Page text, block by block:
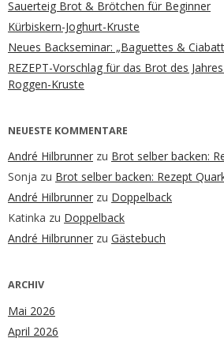
Sauerteig Brot & Brötchen für Beginner
Kürbiskern-Joghurt-Kruste
Neues Backseminar: „Baguettes &
REZEPT-Vorschlag für das Brot des
Roggen-Kruste
NEUESTE KOMMENTARE
André Hilbrunner zu Brot selber backen:
Sonja zu Brot selber backen: Rezept
André Hilbrunner zu Doppelback
Katinka zu Doppelback
André Hilbrunner zu Gästebuch
ARCHIV
Mai 2026
April 2026